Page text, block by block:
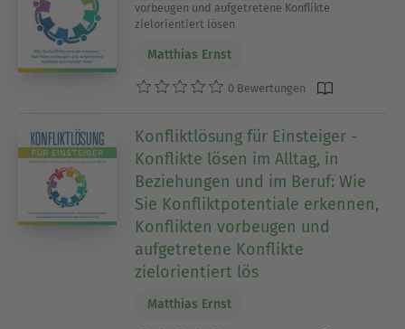
vorbeugen und aufgetretene Konflikte
zielorientiert lösen
Matthias Ernst
0 Bewertungen
Konfliktlösung für Einsteiger -
Konflikte lösen im Alltag, in
Beziehungen und im Beruf: Wie
Sie Konfliktpotentiale erkennen,
Konflikten vorbeugen und
aufgetretene Konflikte
zielorientiert lös
Matthias Ernst